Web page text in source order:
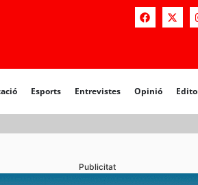
Esports Entrevistes Opinió
Opinió Editorial
Publicitat